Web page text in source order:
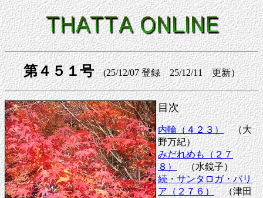
第４５１号(25/12/07 登録 25/12/11 更新）
目次
内輪（４２３）（大
野万紀）
みだれめも（２７
８）（水鏡子）
続・サンタロガ・バリ
ア（２７６）（津田